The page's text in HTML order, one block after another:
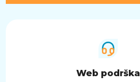
Web podrška